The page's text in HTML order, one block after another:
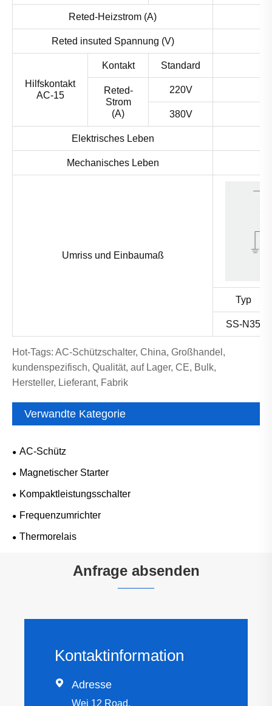
Reted-Heizstrom (A)
Reted insuted Spannung (V)
Hilfskontakt
AC-15
Kontakt Standard
Reted-
Strom
(A)
220V
380V
Elektrisches Leben
Mechanisches Leben
Umriss und Einbaumaß
Typ
SS-N35
Hot-Tags: AC-Schützschalter, China, Großhandel,
kundenspezifisch, Qualität, auf Lager, CE, Bulk,
Hersteller, Lieferant, Fabrik
Verwandte Kategorie
AC-Schütz
Magnetischer Starter
Kompaktleistungsschalter
Frequenzumrichter
Thermorelais
Anfrage absenden
Kontaktinformation
 Adresse
Wei 12 Road,